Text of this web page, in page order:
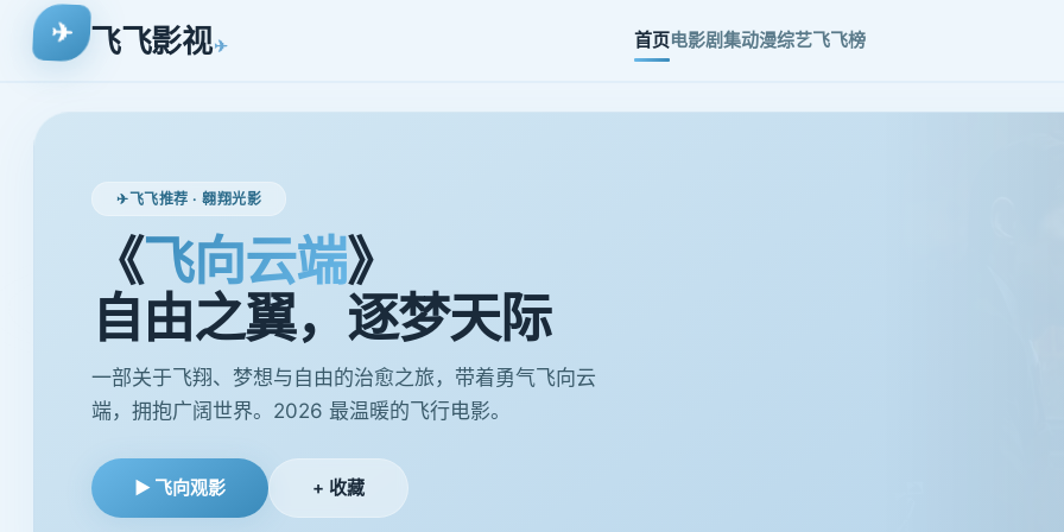
✈ 飞飞影视 首页电影剧集动漫综艺飞飞榜
飞飞推荐 · 翱翔光影
《飞向云端》
自由之翼，逐梦天际
一部关于飞翔、梦想与自由的治愈之旅，带着勇气飞向云
端，拥抱广阔世界。2026 最温暖的飞行电影。
▶ 飞向观影 + 收藏